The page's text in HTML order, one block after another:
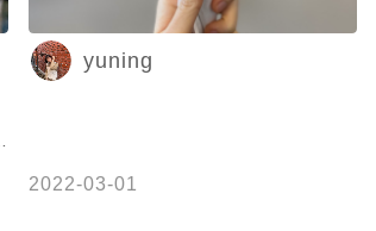
yuning
2022-03-01